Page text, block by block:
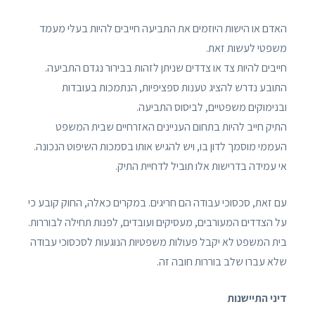
האדם או הישות היוזמים את התביעה חייבים להיות בעלי מעמד
משפטי לעשות זאת.
חייבים להיות צד או צדדים שניתן לזהות בבירור נגדם התביעה.
התובע נדרש להציג טענות ספציפיות, הנתמכות בעובדות
ובנימוקים משפטיים, לביסוס התביעה.
התיק חייב להיות בתחום העניינים האזרחיים שבית המשפט
העממי מוסמך לדון בו, ויש להגיש אותו בסמכות השיפוט הנכונה.
אי עמידה בדרישות אלו תוביל לדחיית התיק.
עם זאת, סכסוכי עבודה הם חריגים. במקרים כאלה, החוק קובע כי
על הצדדים המעורבים, מעסיקים ועובדים, לפנות תחילה לבוררות.
בית המשפט לא יקבל פעולות משפטיות הנוגעות לסכסוכי עבודה
שלא עברו שלב בוררות חובה זה.
דיני התיישנות